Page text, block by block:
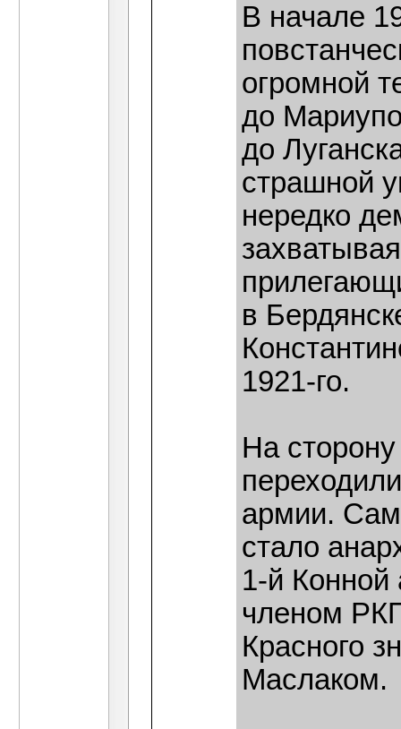
В начале
огромной
до
до
страшной
нередко
в
1921-го.
На сторону
армии.
стало
1-й Конной
членом
Красного
Маслаком.